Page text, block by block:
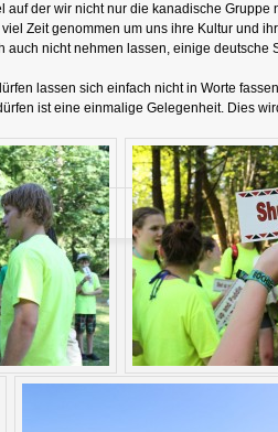
auf der wir nicht nur die kanadische Gruppe
Zeit genommen um uns ihre Kultur und
auch nicht nehmen lassen, einige deutsche
lassen sich einfach nicht in Worte
ist eine einmalige Gelegenheit. Dies